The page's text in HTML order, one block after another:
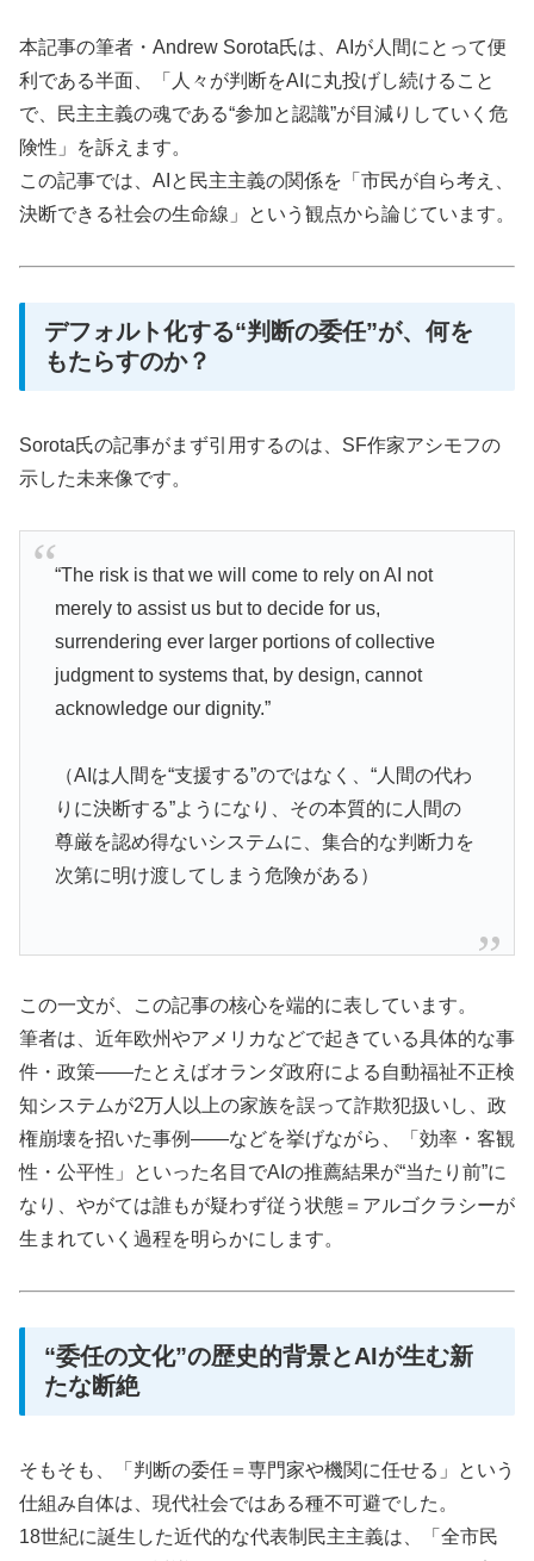
本記事の筆者・Andrew Sorota氏は、AIが人間にとって便
利である半面、「人々が判断をAIに丸投げし続けること
で、民主主義の魂である“参加と認識”が目減りしていく危
険性」を訴えます。
この記事では、AIと民主主義の関係を「市民が自ら考え、
決断できる社会の生命線」という観点から論じています。
デフォルト化する“判断の委任”が、何を
もたらすのか？
Sorota氏の記事がまず引用するのは、SF作家アシモフの
示した未来像です。
“The risk is that we will come to rely on AI not
merely to assist us but to decide for us,
surrendering ever larger portions of collective
judgment to systems that, by design, cannot
acknowledge our dignity.”
（AIは人間を“支援する”のではなく、“人間の代わ
りに決断する”ようになり、その本質的に人間の
尊厳を認め得ないシステムに、集合的な判断力を
次第に明け渡してしまう危険がある）
この一文が、この記事の核心を端的に表しています。
筆者は、近年欧州やアメリカなどで起きている具体的な事
件・政策――たとえばオランダ政府による自動福祉不正検
知システムが2万人以上の家族を誤って詐欺犯扱いし、政
権崩壊を招いた事例――などを挙げながら、「効率・客観
性・公平性」といった名目でAIの推薦結果が“当たり前”に
なり、やがては誰もが疑わず従う状態＝アルゴクラシーが
生まれていく過程を明らかにします。
“委任の文化”の歴史的背景とAIが生む新
たな断絶
そもそも、「判断の委任＝専門家や機関に任せる」という
仕組み自体は、現代社会ではある種不可避でした。
18世紀に誕生した近代的な代表制民主主義は、「全市民